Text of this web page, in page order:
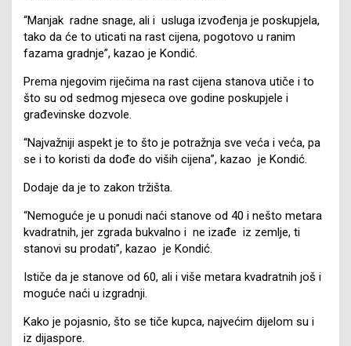
“Manjak radne snage, ali i usluga izvođenja je poskupjela,
tako da će to uticati na rast cijena, pogotovo u ranim
fazama gradnje”, kazao je Kondić.
Prema njegovim riječima na rast cijena stanova utiče i to
što su od sedmog mjeseca ove godine poskupjele i
građevinske dozvole.
“Najvažniji aspekt je to što je potražnja sve veća i veća, pa
se i to koristi da dođe do viših cijena”, kazao je Kondić.
Dodaje da je to zakon tržišta.
“Nemoguće je u ponudi naći stanove od 40 i nešto metara
kvadratnih, jer zgrada bukvalno i ne izađe iz zemlje, ti
stanovi su prodati”, kazao je Kondić.
Ističe da je stanove od 60, ali i više metara kvadratnih još i
moguće naći u izgradnji.
Kako je pojasnio, što se tiče kupca, najvećim dijelom su i
iz dijaspore.